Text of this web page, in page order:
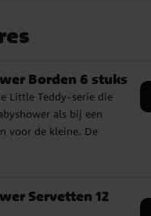
Borden 6 stuks
Little Teddy-serie die
als bij een
voor de kleine. De
goudfolie, wat
papier ✓ Details in
Servetten 12